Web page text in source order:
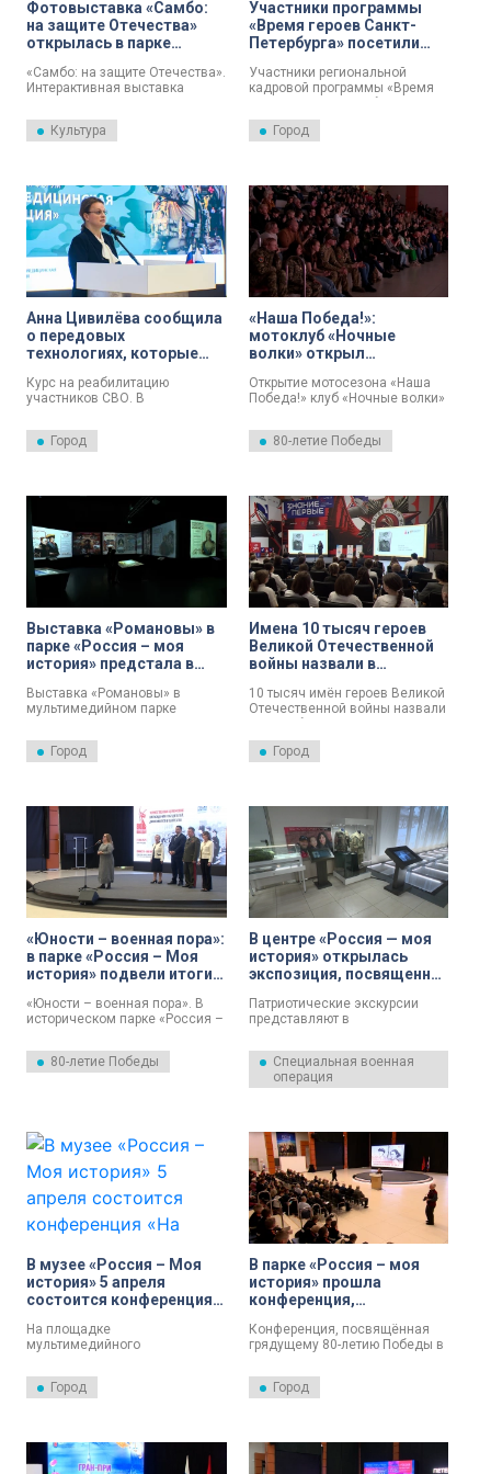
Фотовыставка «Самбо:
на защите Отечества»
открылась в парке
«Самбо: на защите Отечества».
Интерактивная выставка
парке «Россия – Моя история».
Культура
Участники программы
«Время героев Санкт-
Петербурга» посетили
история» в рамках
обучения
Участники региональной
кадровой программы «Время
героев Санкт-Петербурга»
продолжают изучать
управление в сфере культуры.
«Россия – Моя история».
Город
Анна Цивилёва сообщила
о передовых
технологиях, которые
для лечения и
восстановления бойцов
Курс на реабилитацию
участников СВО. В
«Россия – моя история»
заместитель министра
применяются в стране для
лечения и восстановления
бойцов.
Город
«Наша Победа!»:
мотоклуб «Ночные
волки» открыл
«Россия — Моя история»
Открытие мотосезона «Наша
Победа!» клуб «Ночные волки»
парке «Россия — Моя история».
Там состоялся праздничный
80-летие Победы
Выставка «Романовы» в
парке «Россия – моя
история» предстала в
Выставка «Романовы» в
мультимедийном парке
предстала в новом свете:
экспозицию дополнили
современных технологий.
Город
Имена 10 тысяч героев
Великой Отечественной
войны назвали в
«Наши семейные книги
памяти»
10 тысяч имён героев Великой
Отечественной войны назвали
рассказали об их подвиге.
Всероссийская акция «Наши
Город
«Юности – военная пора»:
в парке «Россия – Моя
история» подвели итоги
Великой Победы
«Юности – военная пора». В
историческом парке «Россия –
международного культурно-
просветительского проекта ко
80-летие Победы
В центре «Россия — моя
история» открылась
экспозиция, посвященная
Патриотические экскурсии
представляют в
«Россия — моя история». В
рамках проекта «Общая
память» о жизни бойцов
Специальная военная
операция
В музее «Россия – Моя
история» 5 апреля
состоится конференция
мужества и памяти»
На площадке
мультимедийного
– Моя история» 5 апреля
состоится Конференция «На
защитника Отечества в
Российской Федерации. Об
Город
В парке «Россия – моя
история» прошла
конференция,
Победы
Конференция, посвящённая
грядущему 80-летию Победы в
прошла сегодня в
мультимедийном парке
Город